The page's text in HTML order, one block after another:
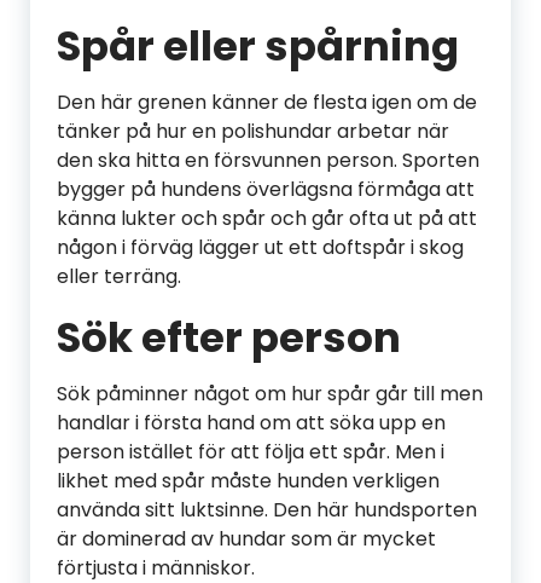
Spår eller spårning
Den här grenen känner de flesta igen om de
tänker på hur en polishundar arbetar när
den ska hitta en försvunnen person. Sporten
bygger på hundens överlägsna förmåga att
känna lukter och spår och går ofta ut på att
någon i förväg lägger ut ett doftspår i skog
eller terräng.
Sök efter person
Sök påminner något om hur spår går till men
handlar i första hand om att söka upp en
person istället för att följa ett spår. Men i
likhet med spår måste hunden verkligen
använda sitt luktsinne. Den här hundsporten
är dominerad av hundar som är mycket
förtjusta i människor.